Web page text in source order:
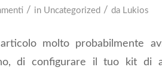
/ in Uncategorized / da Lukios
molto probabilmente
di configurare il tuo kit di